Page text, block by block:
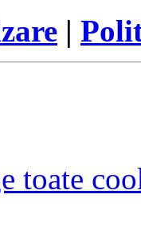
|
toate